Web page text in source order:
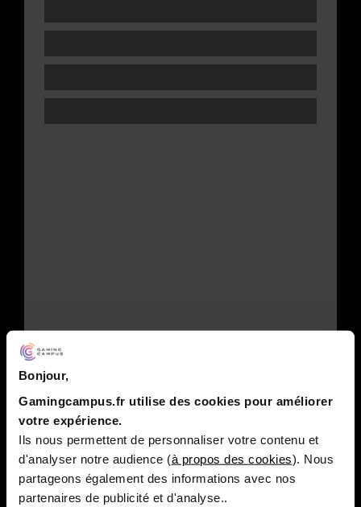
Bonjour,
Gamingcampus.fr utilise des cookies pour améliorer
votre expérience.
Ils nous permettent de personnaliser votre contenu et
d'analyser notre audience (à propos des cookies). Nous
partageons également des informations avec nos
partenaires de publicité et d'analyse..